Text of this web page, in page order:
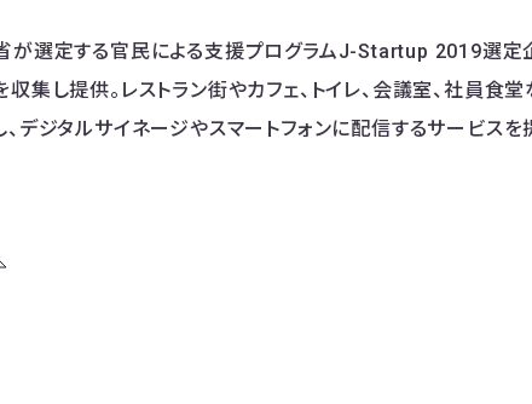
が選定する官民による支援プログラムJ-Startup 2019選定
集し提供。レストラン街やカフェ、トイレ、会議室、社員食
デジタルサイネージやスマートフォンに配信するサービスを